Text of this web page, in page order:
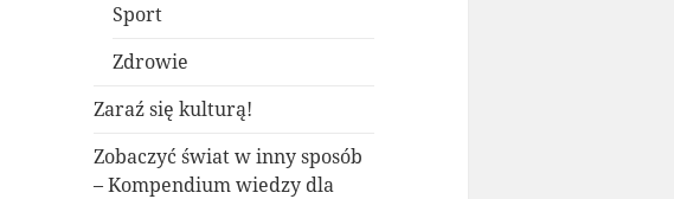
Sport
Zdrowie
Zaraź się kulturą!
Zobaczyć świat w inny sposób
– Kompendium wiedzy dla